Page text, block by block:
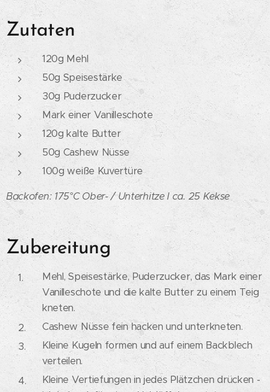
Zutaten
120g Mehl
50g Speisestärke
30g Puderzucker
Mark einer Vanilleschote
120g kalte Butter
50g Cashew Nüsse
100g weiße Kuvertüre
Backofen: 175°C Ober- / Unterhitze I ca. 25 Kekse
Zubereitung
Mehl, Speisestärke, Puderzucker, das Mark einer
Vanilleschote und die kalte Butter zu einem Teig
kneten.
Cashew Nüsse fein hacken und unterkneten.
Kleine Kugeln formen und auf einem Backblech
verteilen.
Kleine Vertiefungen in jedes Plätzchen drücken -